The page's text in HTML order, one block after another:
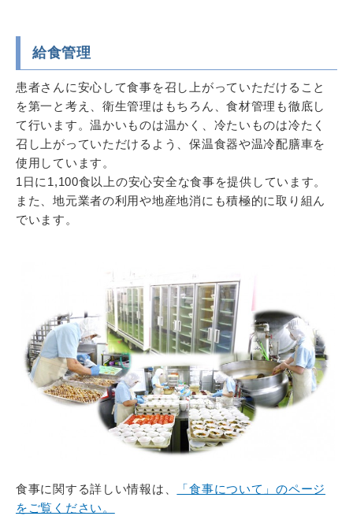
給食管理
患者さんに安心して食事を召し上がっていただけること
を第一と考え、衛生管理はもちろん、食材管理も徹底し
て行います。温かいものは温かく、冷たいものは冷たく
召し上がっていただけるよう、保温食器や温冷配膳車を
使用しています。
1日に1,100食以上の安心安全な食事を提供しています。
また、地元業者の利用や地産地消にも積極的に取り組ん
でいます。
食事に関する詳しい情報は、
「食事について」のページ
をご覧ください。